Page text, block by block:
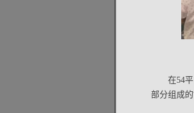
在54
部分组成